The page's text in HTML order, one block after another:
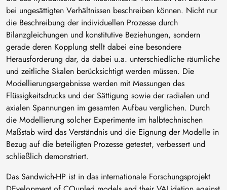
bei ungesättigten Verhältnissen beschreiben können. Nicht nur
die Beschreibung der individuellen Prozesse durch
Bilanzgleichungen und konstitutive Beziehungen, sondern
gerade deren Kopplung stellt dabei eine besondere
Herausforderung dar, da dabei u.a. unterschiedliche räumliche
und zeitliche Skalen berücksichtigt werden müssen. Die
Modellierungsergebnisse werden mit Messungen des
Flüssigkeitsdrucks und der Sättigung sowie der radialen und
axialen Spannungen im gesamten Aufbau verglichen. Durch
die Modellierung solcher Experimente im halbtechnischen
Maßstab wird das Verständnis und die Eignung der Modelle in
Bezug auf die beteiligten Prozesse getestet, verbessert und
schließlich demonstriert.
Das Sandwich-HP ist in das internationale Forschungsprojekt